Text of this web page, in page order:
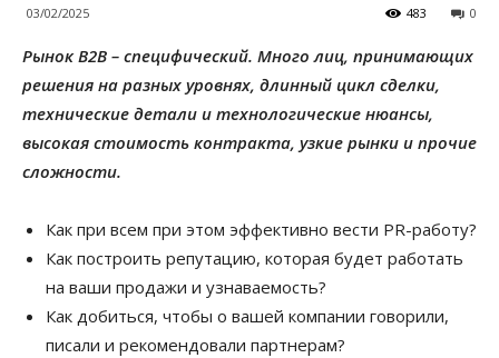
03/02/2025 0
483
Рынок В2В – специфический. Много лиц, принимающих
решения на разных уровнях, длинный цикл сделки,
технические детали и технологические нюансы,
высокая стоимость контракта, узкие рынки и прочие
сложности.
Как при всем при этом эффективно вести PR-работу?
Как построить репутацию, которая будет работать
на ваши продажи и узнаваемость?
Как добиться, чтобы о вашей компании говорили,
писали и рекомендовали партнерам?